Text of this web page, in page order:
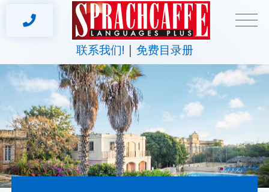
联系我们! 免费目录册